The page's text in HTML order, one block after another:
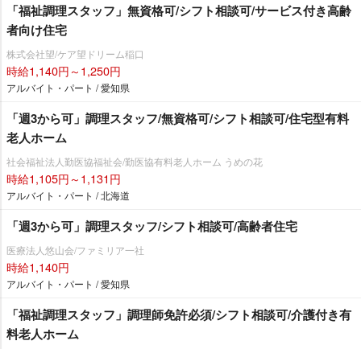
「福祉調理スタッフ」無資格可/シフト相談可/サービス付き高齢
者向け住宅
株式会社望/ケア望ドリーム稲口
時給1,140円～1,250円
アルバイト・パート / 愛知県
「週3から可」調理スタッフ/無資格可/シフト相談可/住宅型有料
老人ホーム
社会福祉法人勤医協福祉会/勤医協有料老人ホーム うめの花
時給1,105円～1,131円
アルバイト・パート / 北海道
「週3から可」調理スタッフ/シフト相談可/高齢者住宅
医療法人悠山会/ファミリア一社
時給1,140円
アルバイト・パート / 愛知県
「福祉調理スタッフ」調理師免許必須/シフト相談可/介護付き有
料老人ホーム